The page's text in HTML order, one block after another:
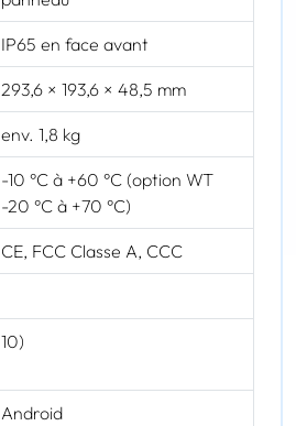
IP65 en face avant
293,6 × 193,6 × 48,5 mm
env. 1,8 kg
-10 °C à +60 °C (option WT
-20 °C à +70 °C)
CE, FCC Classe A, CCC
10)
Android